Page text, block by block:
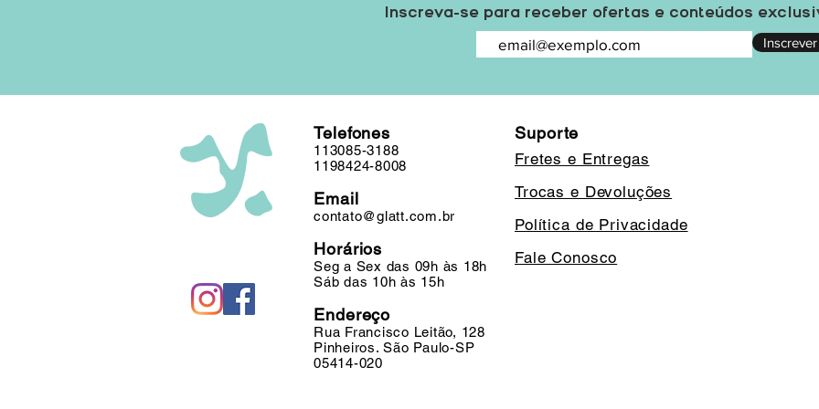
Inscreva-se para receber ofertas e conteúdos
Inscrever
Telefones
113085-3188
1198424-8008
Email
contato@glatt.com.br
Horários
Seg a Sex das 09h às 18h
Sáb das 10h às 15h
Endereço
Rua Francisco Leitão, 128
Pinheiros. São Paulo-SP
05414-020
Suporte
Fretes e Entregas
Trocas e Devoluções
Política de Privacidade
Fale Conosco